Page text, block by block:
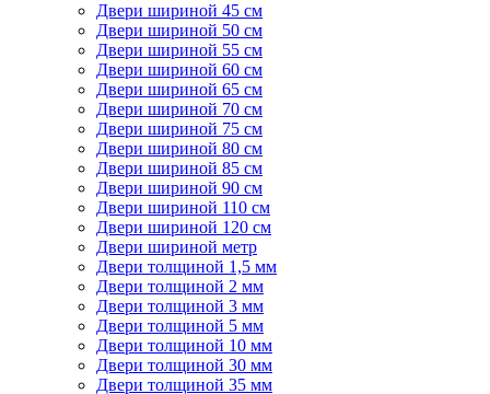
Двери шириной 45 см
Двери шириной 50 см
Двери шириной 55 см
Двери шириной 60 см
Двери шириной 65 см
Двери шириной 70 см
Двери шириной 75 см
Двери шириной 80 см
Двери шириной 85 см
Двери шириной 90 см
Двери шириной 110 см
Двери шириной 120 см
Двери шириной метр
Двери толщиной 1,5 мм
Двери толщиной 2 мм
Двери толщиной 3 мм
Двери толщиной 5 мм
Двери толщиной 10 мм
Двери толщиной 30 мм
Двери толщиной 35 мм